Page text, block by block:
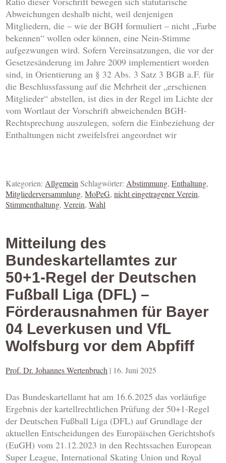
Abweichungen deshalb nicht, weil denjenigen
Mitgliedern, die – wie der BGH formuliert – nicht „Farbe
bekennen“ wollen oder können, eine Nein-Stimme
aufgezwungen wird. Sofern Vereinsatzungen, die vor der
Gesetzesänderung im Jahre 2009 implementiert worden
sind, in Orientierung an § 32 Abs. 3 Satz 3 BGB a.F. für
die Beschlussfassung auf die Mehrheit der „erschienen
Mitglieder“ abstellen, ist dies in der Regel im Lichte der
vom Wortlaut der Vorschrift abweichenden BGH-
Rechtsprechung auszulegen, sofern die Einbeziehung der
Enthaltungen nicht zweifelsfrei angeordnet wir
Kategorien:AllgemeinSchlagwörter:Abstimmung,Enthaltung,
Mitgliederversammlung,MoPeG,nicht eingetragener Verein,
Stimmenthaltung,Verein,Wahl
Mitteilung des
Bundeskartellamtes zur
50+1-Regel der Deutschen
Fußball Liga (DFL) –
Förderausnahmen für Bayer
04 Leverkusen und VfL
Wolfsburg vor dem Abpfiff
Prof. Dr. Johannes Wertenbruch | 16. Juni 2025
Das Bundeskartellamt hat am 16.6.2025 das vorläufige
Ergebnis der kartellrechtlichen Prüfung der 50+1-Regel
der Deutschen Fußball Liga (DFL) auf Grundlage der
aktuellen Entscheidungen des Europäischen Gerichtshofs
(EuGH) vom 21.12.2023 in den Rechtssachen European
Super League, International Skating Union und Royal